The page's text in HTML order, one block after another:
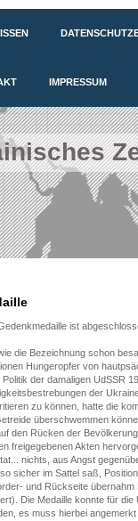
IMPRESSUM
ist
die Bezeichnung schon
Hungeropfer von
der damaligen UdSSR
der
zu können, hatte die
überschwemmen
den Rücken der
freigegebenen Akten
nichts, aus Angst
sicher im Sattel saß,
und Rückseite
Die Medaille konnte für die
es muss hierbei